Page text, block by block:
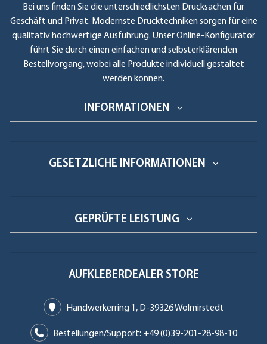
Bei uns finden Sie die unterschiedlichsten Drucksachen für
Geschäft und Privat. Modernste Drucktechniken sorgen für eine
qualitativ hochwertige Ausführung. Unser Online-Konfigurator
führt Sie durch einen einfachen und selbsterklärenden
Bestellvorgang, wobei alle Produkte individuell gestaltet
werden können.
INFORMATIONEN
GESETZLICHE INFORMATIONEN
GEPRÜFTE LEISTUNG
AUFKLEBERDEALER STORE
Handwerkerring 1, D-39326 Wolmirstedt
Bestellungen/Support: +49 (0)39-201-28-98-10